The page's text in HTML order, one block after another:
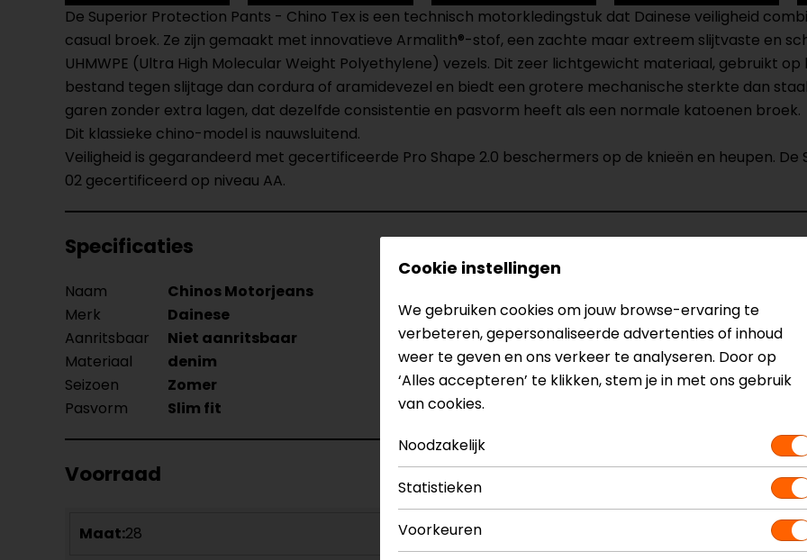
De Superior Protection Pants - Chino Tex is een technisch motorkledingstuk dat Dainese veiligheid
casual broek. Ze zijn gemaakt met innovatieve Armalith®-stof, een zachte maar extreem slijtvaste en
UHMWPE (Ultra High Molecular Weight Polyethylene) vezels. Dit zeer lichtgewicht materiaal, gebruikt
bestand tegen slijtage dan cordura of aramidevezel en biedt een grotere mechanische sterkte dan
garen zonder extra lagen, dat dezelfde consistentie en pasvorm heeft als een normale katoenen broek.
Dit klassieke chino-model is nauwsluitend.
Veiligheid is gegarandeerd met gecertificeerde Pro Shape 2.0 beschermers op de knieën en heupen.
02 gecertificeerd op niveau AA.
Specificaties
Naam Chinos Motorjeans
Merk
Dainese Kleur
Blauw
Aanritsbaar
Niet aanritsbaar Certificeringsklasse
AA
Materiaal
denim Rijstijl
Urban
Seizoen
Zomer Ventilatie
Pasvorm
Slim fit
Voorraad
Maat:28
Cookie instellingen
We gebruiken cookies om jouw browse-ervaring te
verbeteren, gepersonaliseerde advertenties of inhoud
weer te geven en ons verkeer te analyseren. Door op
‘Alles accepteren’ te klikken, stem je in met ons gebruik
van cookies.
Noodzakelijk
Statistieken
Voorkeuren